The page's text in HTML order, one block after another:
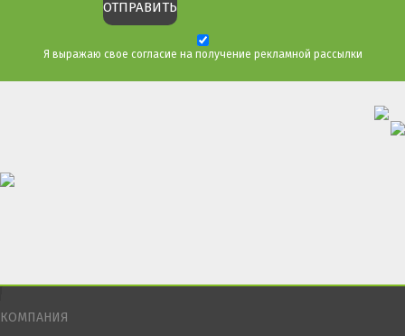
Я выражаю свое согласие на получение рекламной рассылки
КОМПАНИЯ